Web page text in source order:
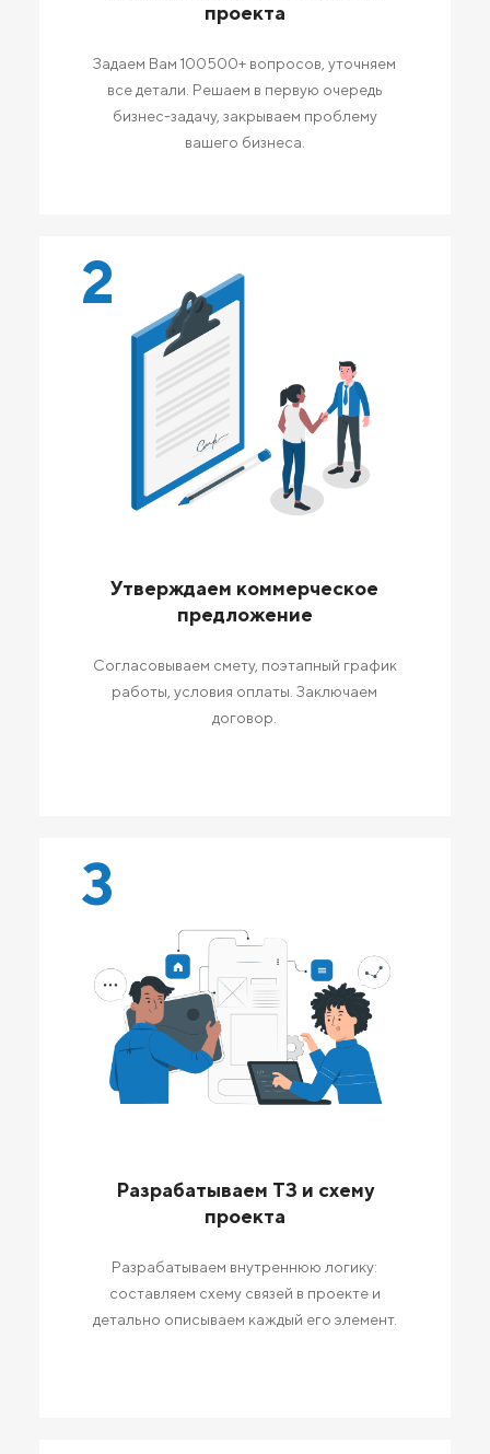
проекта
Задаем Вам 100500+ вопросов, уточняем
все детали. Решаем в первую очередь
бизнес-задачу, закрываем проблему
вашего бизнеса.
2
Утверждаем коммерческое
предложение
Согласовываем смету, поэтапный график
работы, условия оплаты. Заключаем
договор.
3
Разрабатываем ТЗ и схему
проекта
Разрабатываем внутреннюю логику:
составляем схему связей в проекте и
детально описываем каждый его элемент.